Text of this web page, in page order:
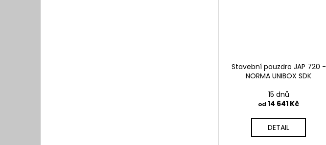
Stavební pouzdro JAP 720 -
NORMA UNIBOX SDK
15 dnů
od 14 641 Kč
DETAIL